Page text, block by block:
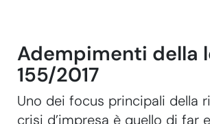
Adempimenti della
155/2017
Uno dei focus principali della
crisi d’impresa è quello di far